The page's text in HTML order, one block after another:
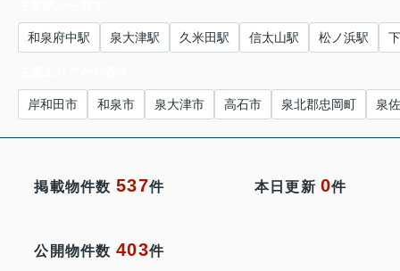
和泉府中駅 泉大津駅 久米田駅 信太山駅 松ノ浜駅
岸和田市 和泉市 泉大津市 高石市 泉北郡忠岡町 泉
掲載物件数537件 本日更新0件
公開物件数403件